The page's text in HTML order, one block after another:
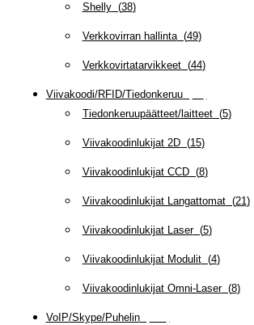
Shelly(38)
Verkkovirran hallinta(49)
Verkkovirtatarvikkeet(44)
Viivakoodi/RFID/Tiedonkeruu(
Tiedonkeruupäätteet/laitteet(5)
Viivakoodinlukijat 2D(15)
Viivakoodinlukijat CCD(8)
Viivakoodinlukijat Langattomat(21)
Viivakoodinlukijat Laser(5)
Viivakoodinlukijat Modulit(4)
Viivakoodinlukijat Omni-Laser(8)
VoIP/Skype/Puhelin(